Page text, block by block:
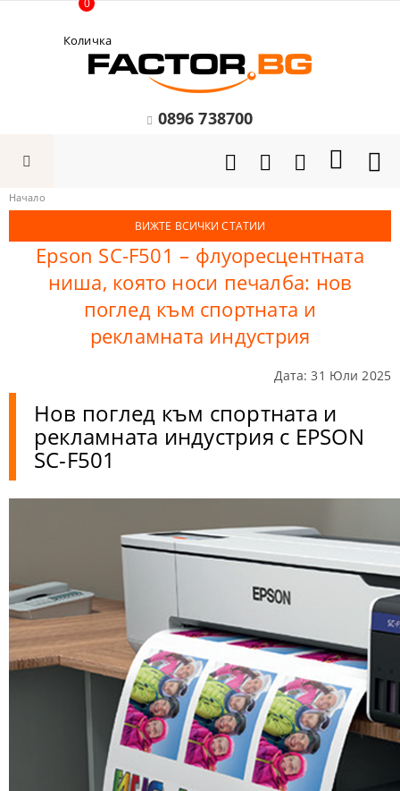
Количка
0
0896 738700
Начало
ВИЖТЕ ВСИЧКИ СТАТИИ
Epson SC-F501 – флуоресцентната
ниша, която носи печалба: нов
поглед към спортната и
рекламната индустрия
Дата: 31 Юли 2025
Нов поглед към спортната и
рекламната индустрия с EPSON
SC-F501